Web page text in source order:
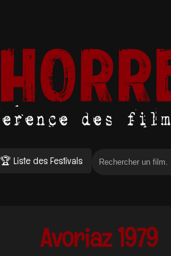
🏆 Liste des Festivals
Avoriaz 1979